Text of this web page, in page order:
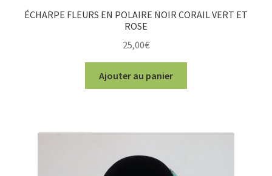
ÉCHARPE FLEURS EN POLAIRE NOIR CORAIL VERT ET
ROSE
25,00€
Ajouter au panier